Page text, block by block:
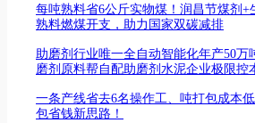
每吨熟料省6公斤实物煤！润昌节煤剂+
熟料燃煤开支，助力国家双碳减排
助磨剂行业唯一全自动智能化年产50万
磨剂原料帮自配助磨剂水泥企业极限控
一条产线省去6名操作工、吨打包成本
包省钱新思路！